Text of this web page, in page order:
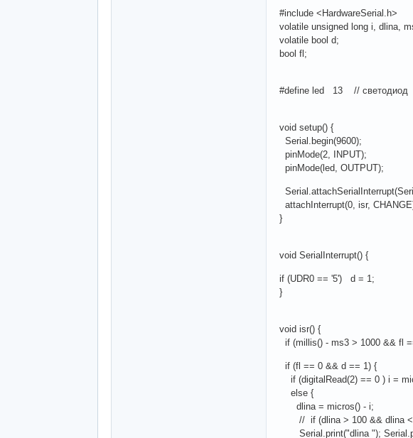
#include <HardwareSerial.h>
volatile unsigned long i, dlina,
volatile bool d;
bool fl;
#define led 13 // светодиод
void setup() {
Serial.begin(9600);
pinMode(2, INPUT);
pinMode(led, OUTPUT);
attachInterrupt(0, isr,
}
void SerialInterrupt() {
if (UDR0 == '5') d = 1;
}
void isr() {
if (millis() - ms3 > 1000 && fl
if (fl == 0 && d == 1) {
if (digitalRead(2) == 0 ) i =
else {
dlina = micros() - i;
// if (dlina > 100 && dlina <
Serial.print("dlina ");